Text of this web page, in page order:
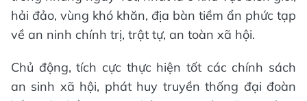
hải đảo, vùng khó khăn, địa bàn tiềm ẩn phức tạp
về an ninh chính trị, trật tự, an toàn xã hội.
Chủ động, tích cực thực hiện tốt các chính sách
an sinh xã hội, phát huy truyền thống đại đoàn